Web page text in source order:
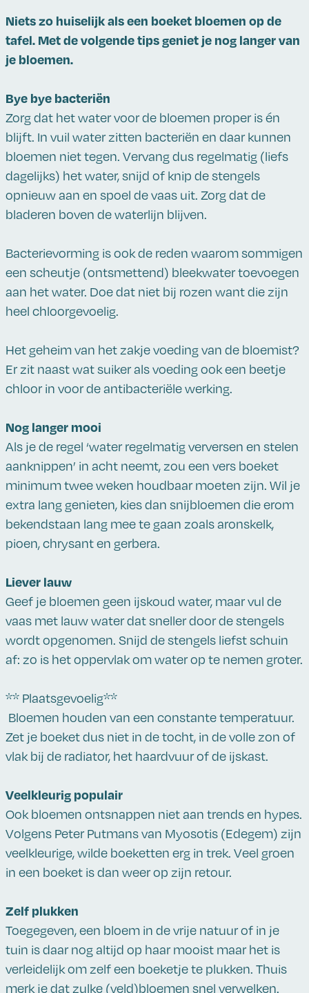
Niets zo huiselijk als een boeket bloemen op de
tafel. Met de volgende tips geniet je nog langer van
je bloemen.
Bye bye bacteriën
Zorg dat het water voor de bloemen proper is én
blijft. In vuil water zitten bacteriën en daar kunnen
bloemen niet tegen. Vervang dus regelmatig (liefs
dagelijks) het water, snijd of knip de stengels
opnieuw aan en spoel de vaas uit. Zorg dat de
bladeren boven de waterlijn blijven.
Bacterievorming is ook de reden waarom sommigen
een scheutje (ontsmettend) bleekwater toevoegen
aan het water. Doe dat niet bij rozen want die zijn
heel chloorgevoelig.
Het geheim van het zakje voeding van de bloemist?
Er zit naast wat suiker als voeding ook een beetje
chloor in voor de antibacteriële werking.
Nog langer mooi
Als je de regel ‘water regelmatig verversen en stelen
aanknippen’ in acht neemt, zou een vers boeket
minimum twee weken houdbaar moeten zijn. Wil je
extra lang genieten, kies dan snijbloemen die erom
bekendstaan lang mee te gaan zoals aronskelk,
pioen, chrysant en gerbera.
Liever lauw
Geef je bloemen geen ijskoud water, maar vul de
vaas met lauw water dat sneller door de stengels
wordt opgenomen. Snijd de stengels liefst schuin
af: zo is het oppervlak om water op te nemen groter.
** Plaatsgevoelig**
Bloemen houden van een constante temperatuur.
Zet je boeket dus niet in de tocht, in de volle zon of
vlak bij de radiator, het haardvuur of de ijskast.
Veelkleurig populair
Ook bloemen ontsnappen niet aan trends en hypes.
Volgens Peter Putmans van Myosotis (Edegem) zijn
veelkleurige, wilde boeketten erg in trek. Veel groen
in een boeket is dan weer op zijn retour.
Zelf plukken
Toegegeven, een bloem in de vrije natuur of in je
tuin is daar nog altijd op haar mooist maar het is
verleidelijk om zelf een boeketje te plukken. Thuis
merk je dat zulke (veld)bloemen snel verwelken.